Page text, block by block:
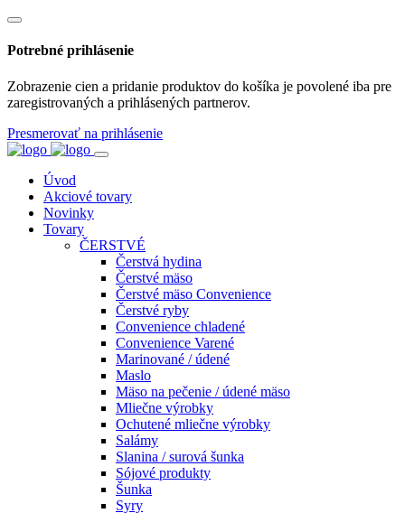
Potrebné prihlásenie
Zobrazenie cien a pridanie produktov do košíka je povolené iba pre
zaregistrovaných a prihlásených partnerov.
Presmerovať na prihlásenie
Úvod
Akciové tovary
Novinky
Tovary
ČERSTVÉ
Čerstvá hydina
Čerstvé mäso
Čerstvé mäso Convenience
Čerstvé ryby
Convenience chladené
Convenience Varené
Marinované / údené
Maslo
Mäso na pečenie / údené mäso
Mliečne výrobky
Ochutené mliečne výrobky
Salámy
Slanina / surová šunka
Sójové produkty
Šunka
Syry